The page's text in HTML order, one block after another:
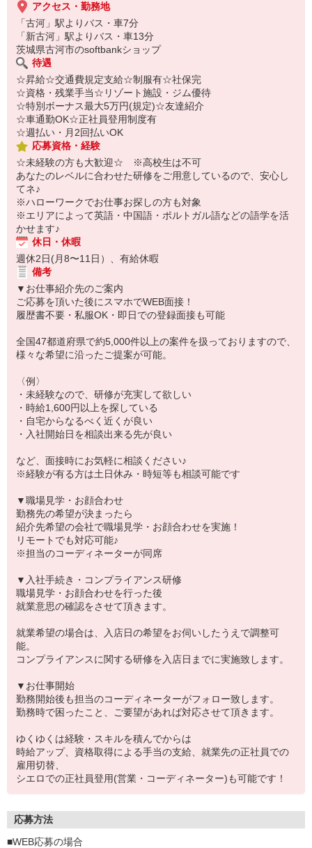
アクセス・勤務地
「古河」駅よりバス・車7分
「新古河」駅よりバス・車13分
茨城県古河市のsoftbankショップ
待遇
☆昇給☆交通費規定支給☆制服有☆社保完
☆資格・残業手当☆リゾート施設・ジム優待
☆特別ボーナス最大5万円(規定)☆友達紹介
☆車通勤OK☆正社員登用制度有
☆週払い・月2回払いOK
応募資格・経験
☆未経験の方も大歓迎☆ ※高校生は不可
あなたのレベルに合わせた研修をご用意しているので、安心し
てネ♪
※ハローワークでお仕事お探しの方も対象
※エリアによって英語・中国語・ポルトガル語などの語学を活
かせます♪
休日・休暇
週休2日(月8〜11日）、有給休暇
備考
▼お仕事紹介先のご案内
ご応募を頂いた後にスマホでWEB面接！
履歴書不要・私服OK・即日での登録面接も可能
全国47都道府県で約5,000件以上の案件を扱っておりますので、
様々な希望に沿ったご提案が可能。
〈例〉
・未経験なので、研修が充実して欲しい
・時給1,600円以上を探している
・自宅からなるべく近くが良い
・入社開始日を相談出来る先が良い
など、面接時にお気軽に相談ください♪
※経験が有る方は土日休み・時短等も相談可能です
▼職場見学・お顔合わせ
勤務先の希望が決まったら
紹介先希望の会社で職場見学・お顔合わせを実施！
リモートでも対応可能♪
※担当のコーディネーターが同席
▼入社手続き・コンプライアンス研修
職場見学・お顔合わせを行った後
就業意思の確認をさせて頂きます。
就業希望の場合は、入店日の希望をお伺いしたうえで調整可
能。
コンプライアンスに関する研修を入店日までに実施致します。
▼お仕事開始
勤務開始後も担当のコーディネーターがフォロー致します。
勤務時で困ったこと、ご要望があれば対応させて頂きます。
ゆくゆくは経験・スキルを積んでからは
時給アップ、資格取得による手当の支給、就業先の正社員での
雇用切替、
シエロでの正社員登用(営業・コーディネーター)も可能です！
応募方法
■WEB応募の場合